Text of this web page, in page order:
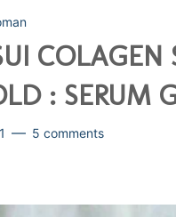
COLAGEN
: SERUM
5 comments